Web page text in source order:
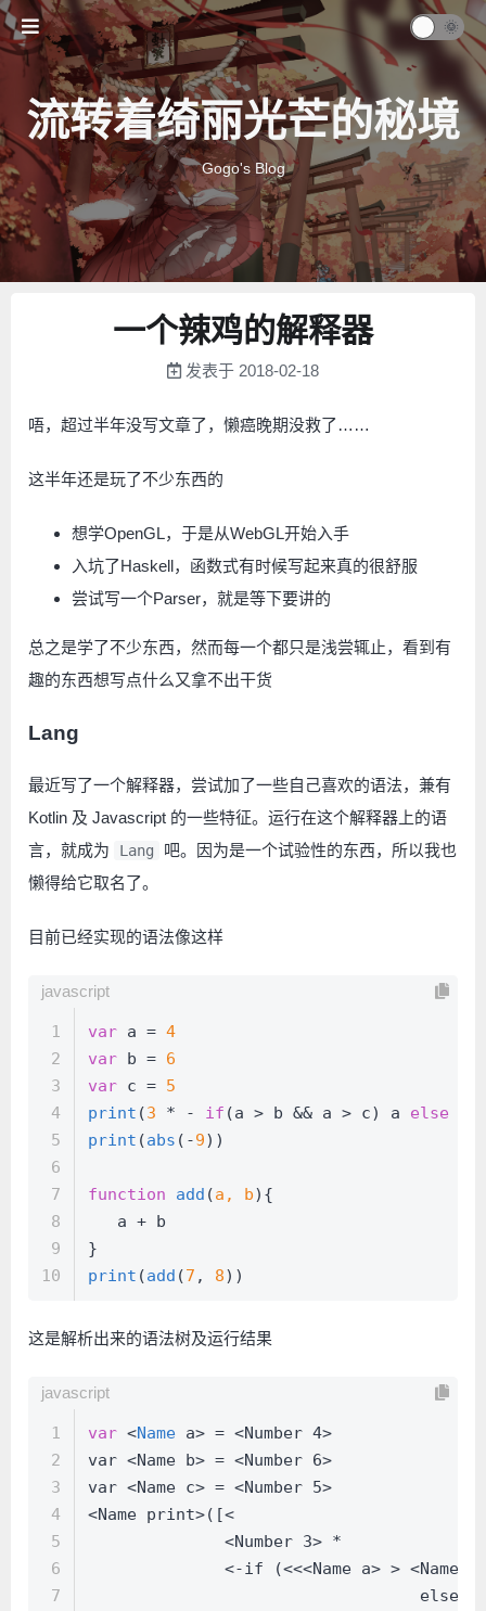
流转着绮丽光芒的秘境
Gogo's Blog
一个辣鸡的解释器
发表于 2018-02-18
唔，超过半年没写文章了，懒癌晚期没救了……
这半年还是玩了不少东西的
想学OpenGL，于是从WebGL开始入手
入坑了Haskell，函数式有时候写起来真的很舒服
尝试写一个Parser，就是等下要讲的
总之是学了不少东西，然而每一个都只是浅尝辄止，看到有
趣的东西想写点什么又拿不出干货
Lang
最近写了一个解释器，尝试加了一些自己喜欢的语法，兼有
Kotlin 及 Javascript 的一些特征。运行在这个解释器上的语
言，就成为
Lang
吧。因为是一个试验性的东西，所以我也
懒得给它取名了。
目前已经实现的语法像这样
javascript
1
2
3
4
5
6
7
8
9
10
var a = 4
var b = 6
var c = 5
print (3 * - if (a > b && a > c) a else
print (abs (-9))
function add (a, b){
   a + b
}
print (add (7 , 8))
这是解析出来的语法树及运行结果
javascript
1
2
3
4
5
6
7
var <Name a> = <Number 4>
var <Name b> = <Number 6>
var <Name c> = <Number 5>
<Name print>([<
              <Number 3> *
<-if (<<<Name a> > <Name